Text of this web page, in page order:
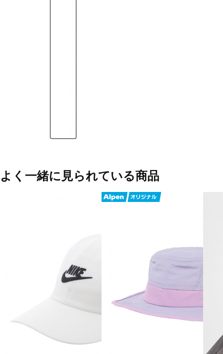
よく一緒に見られている商品